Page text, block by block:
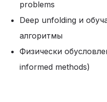
problems
Deep unfolding и
алгоритмы
Физически
informed methods)